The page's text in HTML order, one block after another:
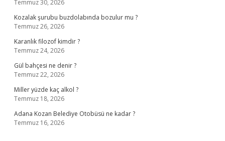
Temmuz 30, 2026
Kozalak şurubu buzdolabında bozulur mu ?
Temmuz 26, 2026
Karanlık filozof kimdir ?
Temmuz 24, 2026
Gül bahçesi ne denir ?
Temmuz 22, 2026
Miller yüzde kaç alkol ?
Temmuz 18, 2026
Adana Kozan Belediye Otobüsü ne kadar ?
Temmuz 16, 2026